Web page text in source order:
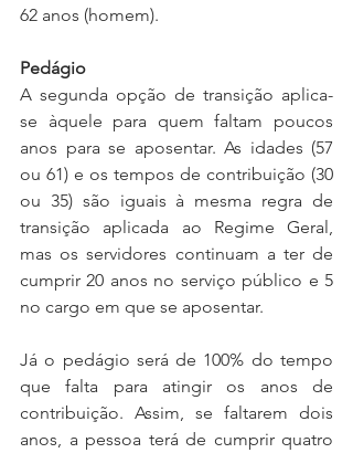
62 anos (homem).
Pedágio
A segunda opção de transição aplica-
se àquele para quem faltam poucos
anos para se aposentar. As idades (57
ou 61) e os tempos de contribuição (30
ou 35) são iguais à mesma regra de
transição aplicada ao Regime Geral,
mas os servidores continuam a ter de
cumprir 20 anos no serviço público e 5
no cargo em que se aposentar.
Já o pedágio será de 100% do tempo
que falta para atingir os anos de
contribuição. Assim, se faltarem dois
anos, a pessoa terá de cumprir quatro